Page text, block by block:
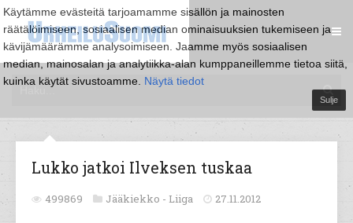
Käytämme evästeitä tarjoamamme sisällön ja mainosten
räätälöimiseen, sosiaalisen median ominaisuuksien tukemiseen ja
kävijämäärämme analysoimiseen. Jaamme myös sosiaalisen
median, mainosalan ja analytiikka-alan kumppaneillemme tietoa siitä,
kuinka käytät sivustoamme. Näytä tiedot
Sulje
Lukko jatkoi Ilveksen tuskaa
499869 Jääkiekko - Liiga 27.11.2012